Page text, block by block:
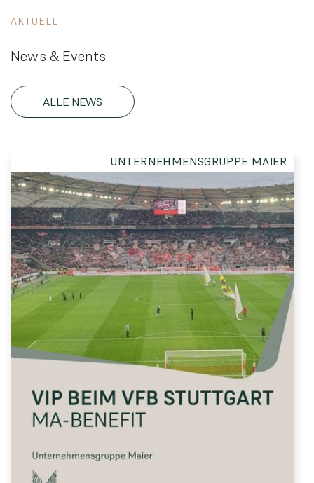
AKTUELL
News & Events
ALLE NEWS
UNTERNEHMENSGRUPPE MAIER